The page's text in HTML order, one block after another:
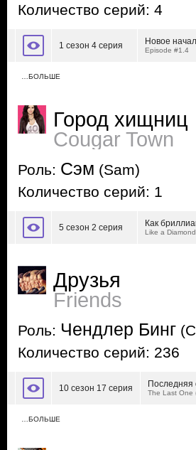
Количество серий: 4
1 сезон 4 серия Новое
Episode #1.4
…БОЛЬШЕ
Город хищниц
Cougar Town
Роль: Сэм (Sam)
Количество серий: 1
5 сезон 2 серия Как
Like a Diamond
Друзья
Friends
Роль: Чендлер Бинг
Количество серий: 236
10 сезон 17 серия Последняя
The Last One
…БОЛЬШЕ